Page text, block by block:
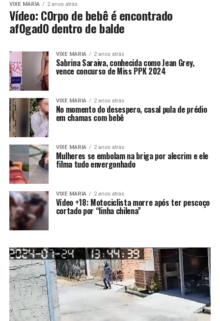
VIXE MARIA 2 anos atrás
Vídeo: C0rpo de bebê é encontrado
af0gad0 dentro de balde
VIXE MARIA 2 anos atrás
Sabrina Saraiva, conhecida como Jean Grey,
vence concurso de Miss PPK 2024
VIXE MARIA 2 anos atrás
No momento do desespero, casal pula de prédio
em chamas com bebê
VIXE MARIA 2 anos atrás
Mulheres se embolam na briga por alecrim e ele
filma tudo envergonhado
VIXE MARIA 2 anos atrás
Vídeo +18: Motociclista morre após ter pescoço
cortado por “linha chilena”